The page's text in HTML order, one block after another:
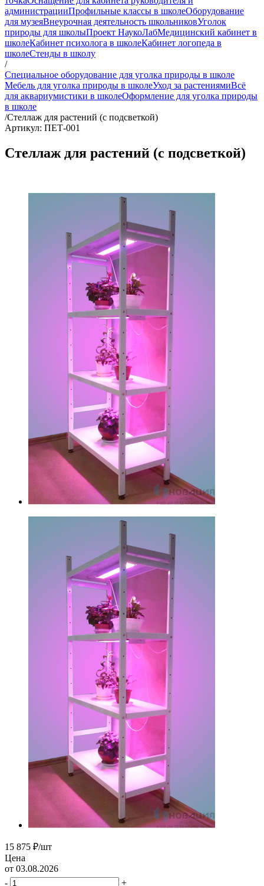
администрацииПрофильные классы в школеОборудование
для музеяВнеурочная деятельность школьниковУголок
природы для школыПроект НаукоЛабМедицинский кабинет в
школеКабинет психолога в школеКабинет логопеда в
школеСтенды в школу
/
Специальное оборудование для уголка природы в школе
Мебель для уголка природы в школеУход за растениямиВсё
для аквариумистики в школеОформление для уголка природы
в школе
/Стеллаж для растений (с подсветкой)
Артикул: ПЕТ-001
Стеллаж для растений (с подсветкой)
15 875 ₽/шт
Цена
от 03.08.2026
-
+